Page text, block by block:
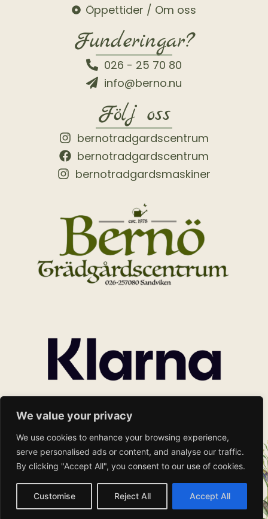
We value your privacy
We use cookies to enhance your browsing experience,
serve personalised ads or content, and analyse our traffic.
By clicking "Accept All", you consent to our use of cookies.
Customise Reject All Accept All
Öppettider / Om oss
Funderingar?
026 - 25 70 80
info@berno.nu
Följ oss
bernotradgardscentrum
bernotradgardscentrum
bernotradgardsmaskiner